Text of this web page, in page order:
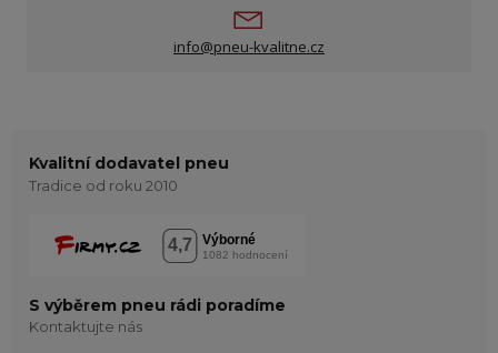
info@pneu-kvalitne.cz
Kvalitní dodavatel pneu
Tradice od roku 2010
S výběrem pneu rádi poradíme
Kontaktujte nás